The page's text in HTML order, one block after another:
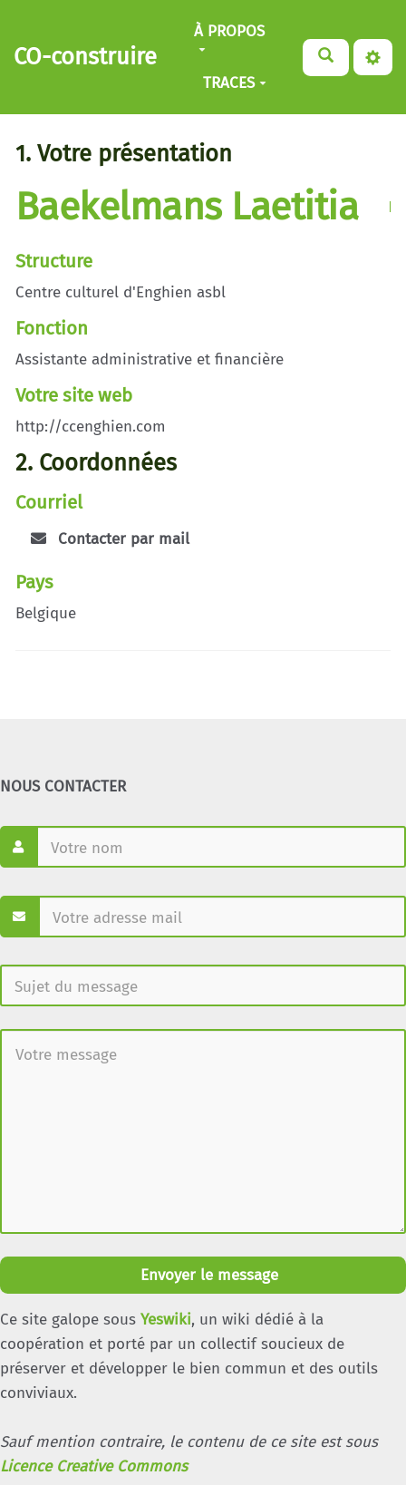
Aller au contenu principal
CO-construire
À PROPOS
TRACES
1. Votre présentation
Baekelmans Laetitia
Structure
Centre culturel d'Enghien asbl
Fonction
Assistante administrative et financière
Votre site web
http://ccenghien.com
2. Coordonnées
Courriel
Contacter par mail
Pays
Belgique
NOUS CONTACTER
Envoyer le message
Ce site galope sous Yeswiki, un wiki dédié à la
coopération et porté par un collectif soucieux de
préserver et développer le bien commun et des outils
conviviaux.
Sauf mention contraire, le contenu de ce site est sous
Licence Creative Commons